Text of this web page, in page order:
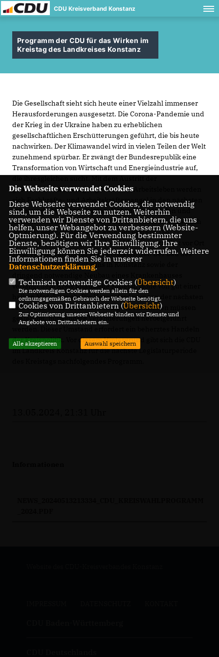
CDU Kreisverband Konstanz
Programm der CDU für das Wirken im
Kreistag des Landkreises Konstanz
Die Gesellschaft sieht sich heute einer Vielzahl immenser
Herausforderungen ausgesetzt. Die Corona-Pandemie und
der Krieg in der Ukraine haben zu erheblichen
gesellschaftlichen Erschütterungen geführt, die bis heute
nachwirken. Der Klimawandel wird in vielen Teilen der Welt
zunehmend spürbar. Er zwängt der Bundesrepublik eine
Transformation von Wirtschaft und Energieindustrie auf,
geburtenstarken Jahrgänge aus dem Arbeitsleben werden
sich Fachkräfte- und Arbeitskräftemangel in den nächsten
Jahren erheblich verschärfen. Neben den globalen und
bundesweiten Problemen sind wir im Landkreis zusätzlich
vor ganz eigene Herausforderungen gestellt. Die
Umsetzung der Energiewende und Klimaneutralität vor Ort
stellt einen Kraftakt für alle beteiligten dar. Der Bau des
neuen Berufsschulzentrums in Konstanz sowie der
verlangt dem Kreis finanzielle Mittel in Höhe von gut einer
halben Mrd. Euro ab. Die Herausforderungen der nächsten
Jahre sind beachtlich. Notwendige Investitionen müssen
gestemmt, notwendige Veränderungen herbeigeführt
der Kreispolitik. Vor diesem Hintergrund gibt sich die CDU
im Landkreis Konstanz für die nächste Legislaturperiode
Die Webseite verwendet Cookies
Diese Webseite verwendet Cookies, die notwendig
sind, um die Webseite zu nutzen. Weiterhin
verwenden wir Dienste von Drittanbietern, die uns
helfen, unser Webangebot zu verbessern (Website-
Optmierung). Für die Verwendung bestimmter
Dienste, benötigen wir Ihre Einwilligung. Ihre
Einwilligung können Sie jederzeit widerrufen. Weitere
Informationen finden Sie in unserer
Datenschutzerklärung.
Technisch notwendige Cookies (Übersicht)
Die notwendigen Cookies werden allein für den
ordnungsgemäßen Gebrauch der Webseite benötigt.
Cookies von Drittanbietern (Übersicht)
Zur Optimierung unserer Webseite binden wir Dienste und
Angebote von Drittanbietern ein.
Alle akzeptieren Auswahl speichern